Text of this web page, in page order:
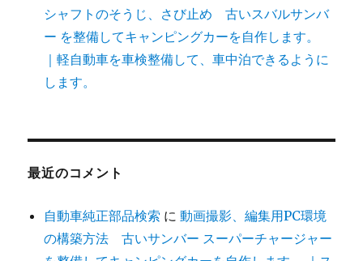
シャフトのそうじ、さび止め 古いスバルサンバ
ー を整備してキャンピングカーを自作します。
｜軽自動車を車検整備して、車中泊できるように
します。
最近のコメント
自動車純正部品検索 に動画撮影、編集用PC環境
の構築方法 古いサンバー スーパーチャージャー